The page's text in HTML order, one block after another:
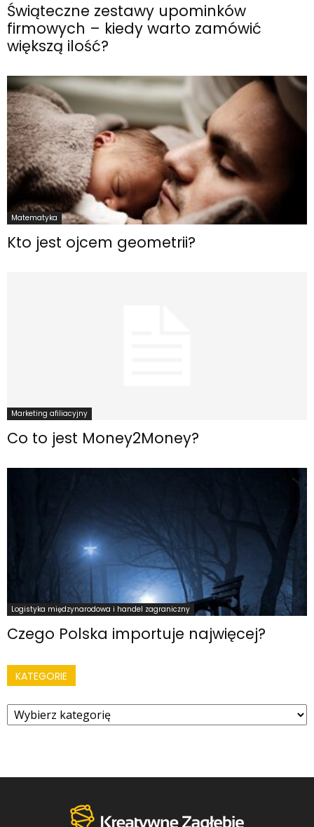
Świąteczne zestawy upominków
firmowych – kiedy warto zamówić
większą ilość?
Matematyka
Kto jest ojcem geometrii?
Marketing afiliacyjny
Co to jest Money2Money?
Logistyka międzynarodowa i handel zagraniczny
Czego Polska importuje najwięcej?
KATEGORIE
Kategorie